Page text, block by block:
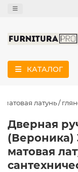
КАТАЛОГ
латунь /
Дверная
(Вероника)
матовая